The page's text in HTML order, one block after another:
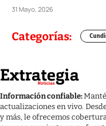
31 Mayo, 2026
Categorías:
Información confiable:
actualizaciones en vivo.
y más, le ofrecemos